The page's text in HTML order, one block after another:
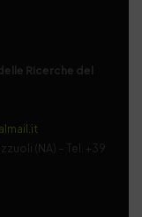
Ricerche del
(NA) – Tel. +39